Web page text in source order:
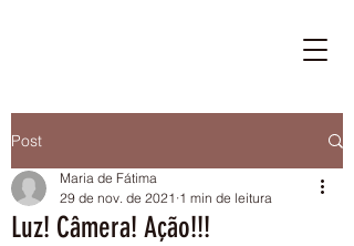
Post
Luz! Câmera! Ação!!!
Maria de Fátima
29 de nov. de 2021 1 min de leitura